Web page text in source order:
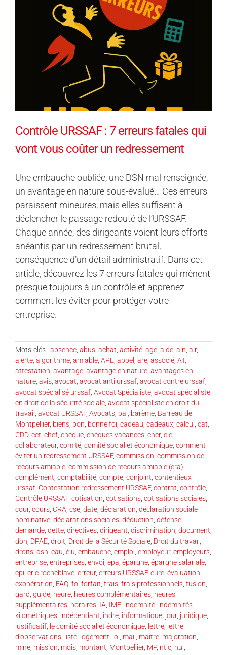
Contrôle URSSAF : 7 erreurs fatales qui
vont vous coûter un redressement
Une embauche oubliée, une DSN mal renseignée,
un avantage en nature sous-évalué… Ces erreurs
paraissent mineures, mais elles suffisent à
déclencher le passage redouté de l’URSSAF.
Chaque année, des dirigeants voient leurs efforts
anéantis par un redressement brutal,
conséquence d’un détail administratif. Dans cet
article, découvrez les 7 erreurs fatales qui mènent
presque toujours à un contrôle et apprenez
comment les éviter pour protéger votre
entreprise.
Mots-clés : absence abus achat activité age aide ain air,
alerte algorithme amiable APE appel are associé AT,
attestation avantage avantage en nature avantages en
nature avis avocat avocat anti urssaf avocat contre urssaf
avocat spécialisé urssaf Avocat Spécialiste avocat spécialiste
en droit de la sécurité sociale avocat spécialiste en droit du
travail
avocat URSSAF, Avocats bal barème Barreau de
Montpellier, biens bon bonne foi cadeau cadeaux calcul cat
CDD, cet chef chèque chèques vacances cher, cie
collaborateur, comité comité social et économique comment
éviter un redressement URSSAF, commission commission de
recours amiable commission de recours amiable (cra)
complément comptabilité compte conjoint contentieux
urssaf Contestation redressement URSSAF, contrat contrôle
Contrôle URSSAF, cotisation cotisations cotisations sociales
cour, cours CRA cse date déclaration déclaration sociale
nominative déclarations sociales déduction défense
demande dette directives dirigeant discrimination document
don DPAE droit Droit de la Sécurité Sociale Droit du travail
droits dsn eau élu embauche emploi employeur, employeurs
entreprise entreprises envoi epa épargne épargne salariale
epi eric rocheblave erreur, erreurs URSSAF, eure évaluation
exonération FAQ fo forfait frais frais professionnels fusion
gard guide heure heures complémentaires heures
supplémentaires horaires IA IME indemnité indemnités
kilométriques indépendant indre informatique jour, juridique
justificatif le comité social et économique lettre lettre
d'observations
liste logement loi mail maître majoration
mine mission mois montant Montpellier, MP, ntic nul